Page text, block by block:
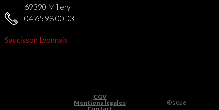
69390 Millery
04 65 98 00 03
Saucisson Lyonnais
CGV
Mentions légales
Contact
© 2026